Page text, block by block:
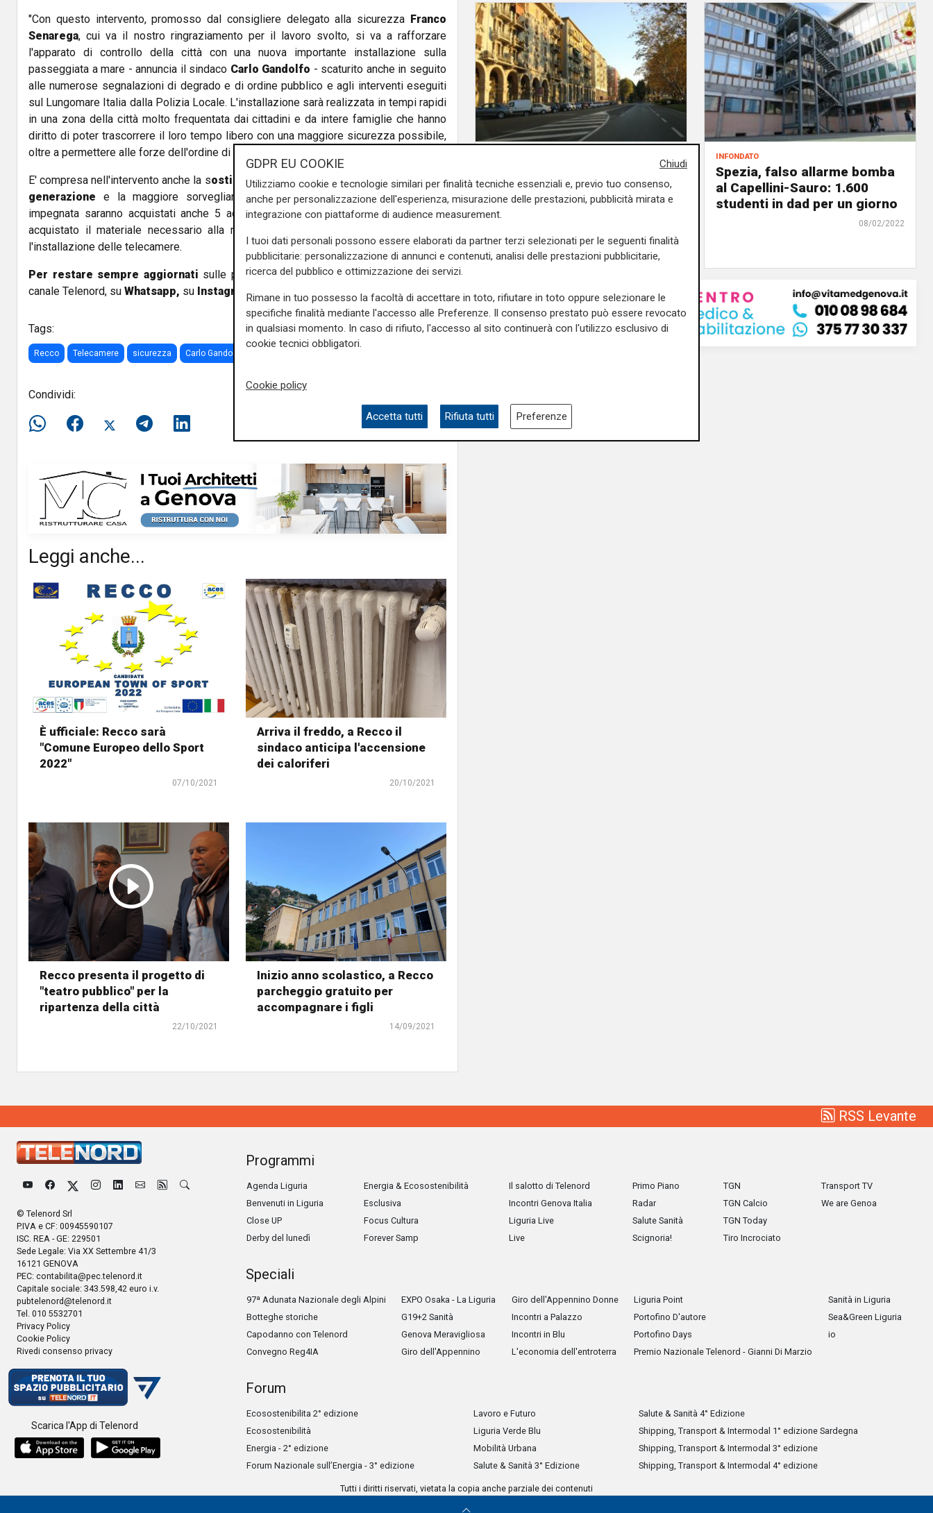
"Con questo intervento, promosso dal consigliere delegato alla sicurezza Franco
Senarega, cui va il nostro ringraziamento per il lavoro svolto, si va a rafforzare
l'apparato di controllo della città con una nuova importante installazione sulla
passeggiata a mare - annuncia il sindaco Carlo Gandolfo - scaturito anche in seguito
alle numerose segnalazioni di degrado e di ordine pubblico e agli interventi eseguiti
sul Lungomare Italia dalla Polizia Locale. L'installazione sarà realizzata in tempi rapidi
in una zona della città molto frequentata dai cittadini e da intere famiglie che hanno
diritto di poter trascorrere il loro tempo libero con una maggiore sicurezza possibile,
oltre a permettere alle forze dell'ordine di individuare illeciti comportamenti".
E' compresa nell'intervento anche la sostituzione di alcune telecamere di vecchia
generazione e la maggiore sorveglianza del Palazzo comunale. Con la cifra
impegnata saranno acquistati anche 5 accessori di memorizzazione video e sarà
acquistato il materiale necessario alla realizzazione dell'infrastruttura di rete per
l'installazione delle telecamere.
Per restare sempre aggiornati sulle principali notizie sulla Liguria seguiteci sul
canale Telenord, su Whatsapp, su Instagram, Youtube Facebook.
Tags:
Recco Telecamere sicurezza Carlo Gandolfo
Condividi:
Leggi anche...
È ufficiale: Recco sarà
"Comune Europeo dello Sport
2022"
07/10/2021
Arriva il freddo, a Recco il
sindaco anticipa l'accensione
dei caloriferi
20/10/2021
Recco presenta il progetto di
"teatro pubblico" per la
ripartenza della città
22/10/2021
Inizio anno scolastico, a Recco
parcheggio gratuito per
accompagnare i figli
14/09/2021
Spezia, badante sparisce per
un giorno intero con un
94enne: arrestata per
sequestro di persona
08/02/2022
infondato
Spezia, falso allarme bomba
al Capellini-Sauro: 1.600
studenti in dad per un giorno
08/02/2022
RSS Levante
© Telenord Srl
P.IVA e CF: 00945590107
ISC. REA - GE: 229501
Sede Legale: Via XX Settembre 41/3
16121 GENOVA
PEC: contabilita@pec.telenord.it
Capitale sociale: 343.598,42 euro i.v.
pubtelenord@telenord.it
Tel. 010 5532701
Privacy Policy
Cookie Policy
Rivedi consenso privacy
Scarica l'App di Telenord
Programmi
Agenda Liguria
Benvenuti in Liguria
Close UP
Derby del lunedì
Energia & Ecosostenibilità
Esclusiva
Focus Cultura
Forever Samp
Il salotto di Telenord
Incontri Genova Italia
Liguria Live
Live
Primo Piano
Radar
Salute Sanità
Scignoria!
TGN
TGN Calcio
TGN Today
Tiro Incrociato
Transport TV
We are Genoa
Speciali
97ª Adunata Nazionale degli Alpini
Botteghe storiche
Capodanno con Telenord
Convegno Reg4IA
EXPO Osaka - La Liguria
G19+2 Sanità
Genova Meravigliosa
Giro dell'Appennino
Giro dell'Appennino Donne
Incontri a Palazzo
Incontri in Blu
L'economia dell'entroterra
Liguria Point
Portofino D'autore
Portofino Days
Premio Nazionale Telenord - Gianni Di Marzio
Sanità in Liguria
Sea&Green Liguria
io
Forum
Ecosostenibilita 2° edizione
Ecosostenibilità
Energia - 2° edizione
Forum Nazionale sull’Energia - 3° edizione
Lavoro e Futuro
Liguria Verde Blu
Mobilità Urbana
Salute & Sanità 3° Edizione
Salute & Sanità 4° Edizione
Shipping, Transport & Intermodal 1° edizione Sardegna
Shipping, Transport & Intermodal 3° edizione
Shipping, Transport & Intermodal 4° edizione
Tutti i diritti riservati, vietata la copia anche parziale dei contenuti
Chiudi
GDPR EU COOKIE
Utilizziamo cookie e tecnologie similari per finalità tecniche essenziali e, previo tuo consenso,
anche per personalizzazione dell'esperienza, misurazione delle prestazioni, pubblicità mirata e
integrazione con piattaforme di audience measurement.
I tuoi dati personali possono essere elaborati da partner terzi selezionati per le seguenti finalità
pubblicitarie: personalizzazione di annunci e contenuti, analisi delle prestazioni pubblicitarie,
ricerca del pubblico e ottimizzazione dei servizi.
Rimane in tuo possesso la facoltà di accettare in toto, rifiutare in toto oppure selezionare le
specifiche finalità mediante l'accesso alle Preferenze. Il consenso prestato può essere revocato
in qualsiasi momento. In caso di rifiuto, l'accesso al sito continuerà con l'utilizzo esclusivo di
cookie tecnici obbligatori.
Cookie policy
Accetta tutti Rifiuta tutti Preferenze